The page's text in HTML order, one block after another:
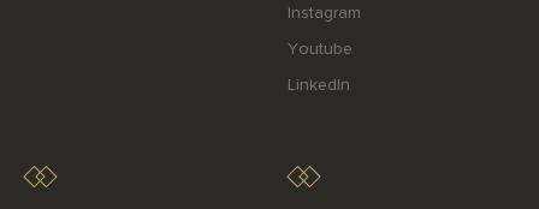
Instagram
Youtube
LinkedIn